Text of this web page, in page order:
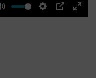
Mute Settings
PIP
Enter